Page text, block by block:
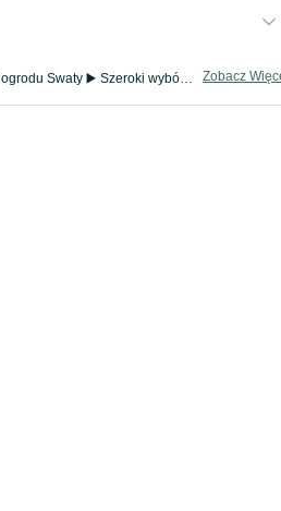
Sprzedaż artykułów do domu i ogrodu Swaty ▶️ Szeroki wybór modeli i materiałów ✅ Nowe i używane w atrakcyjnych cenach ☝ Sprawdź oferty na OLX.pl! Zobacz